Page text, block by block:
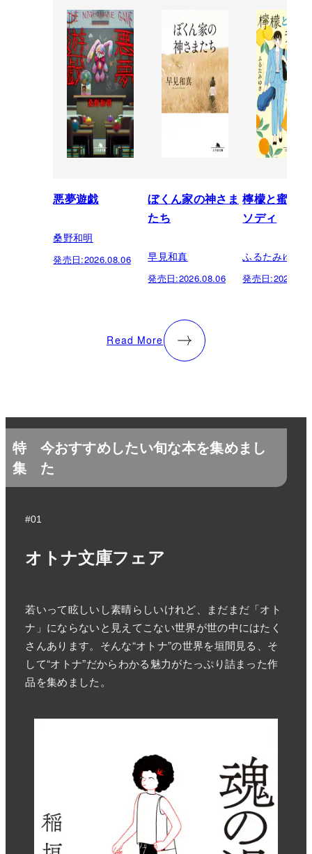
悪夢遊戯
桑野和明
発売日:2026.08.06
ぼくん家の神さま
たち
早見和真
発売日:2026.08.06
檸檬と蜜柑
ソディ
ふるたみゆき
発売日:
Read More
特
集
今おすすめしたい旬な本を集めまし
た
#01
オトナ文庫フェア
若いって眩しいし素晴らしいけれど、まだまだ「オト
ナ」にならないと見えてこない世界が世の中にはたく
さんあります。そんな“オトナ”の世界を垣間見る、そ
して“オトナ”だからわかる魅力がたっぷり詰まった作
品を集めました。